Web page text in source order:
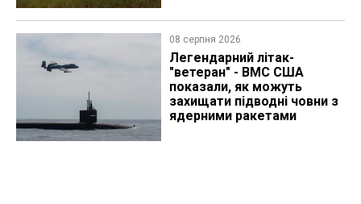
08 серпня 2026
Легендарний літак-
"ветеран" - ВМС США
показали, як можуть
захищати підводні човни з
ядерними ракетами